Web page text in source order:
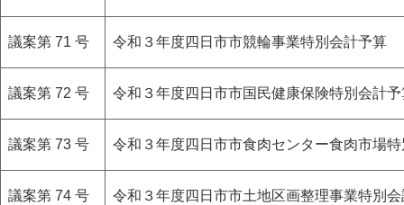
議案第 71 号 令和３年度四日市市競輪事業特別会計予算
議案第 72 号 令和３年度四日市市国民健康保険特別会計予
議案第 73 号 令和３年度四日市市食肉センター食肉市場
議案第 74 号 令和３年度四日市市土地区画整理事業特別